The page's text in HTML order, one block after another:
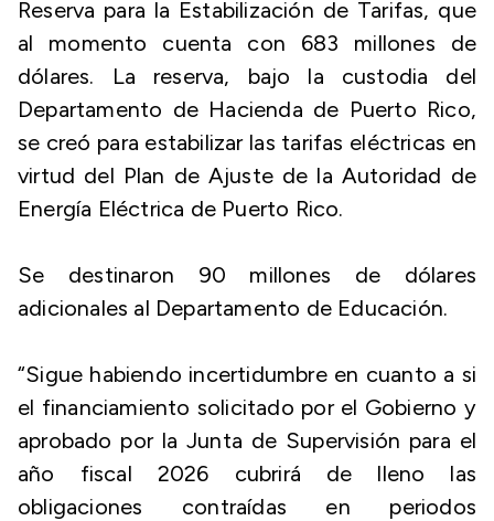
Reserva para la Estabilización de Tarifas, que
al momento cuenta con 683 millones de
dólares. La reserva, bajo la custodia del
Departamento de Hacienda de Puerto Rico,
se creó para estabilizar las tarifas eléctricas en
virtud del Plan de Ajuste de la Autoridad de
Energía Eléctrica de Puerto Rico.
Se destinaron 90 millones de dólares
adicionales al Departamento de Educación.
“Sigue habiendo incertidumbre en cuanto a si
el financiamiento solicitado por el Gobierno y
aprobado por la Junta de Supervisión para el
año fiscal 2026 cubrirá de lleno las
obligaciones contraídas en periodos